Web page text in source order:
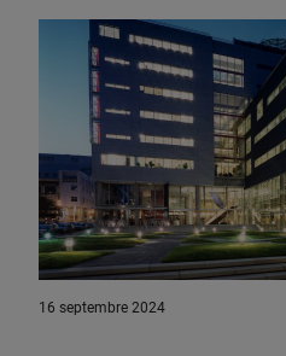
16 septembre 2024